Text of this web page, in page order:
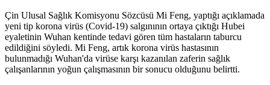
Çin Ulusal Sağlık Komisyonu Sözcüsü Mi Feng, yaptığı açıklamada
yeni tip korona virüs (Covid-19) salgınının ortaya çıktığı Hubei
eyaletinin Wuhan kentinde tedavi gören tüm hastaların taburcu
edildiğini söyledi. Mi Feng, artık korona virüs hastasının
bulunmadığı Wuhan'da virüse karşı kazanılan zaferin sağlık
çalışanlarının yoğun çalışmasının bir sonucu olduğunu belirtti.